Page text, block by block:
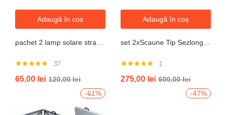
Adaugă în coș
4.76din 5
37
65,00 lei 120,00lei
Adaugă în coș
5.00din 5
1
275,00 lei 600,00lei
-61%
-47%